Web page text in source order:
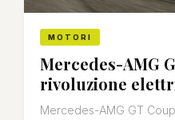
MOTORI
Mercedes-AMG
rivoluzione
Mercedes-AMG GT